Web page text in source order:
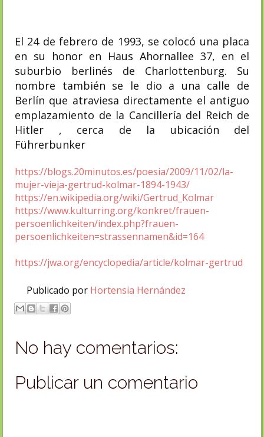
El 24 de febrero de 1993, se colocó una placa
en su honor en Haus Ahornallee 37, en el
suburbio berlinés de Charlottenburg. Su
nombre también se le dio a una calle de
Berlín que atraviesa directamente el antiguo
emplazamiento de la Cancillería del Reich de
Hitler , cerca de la ubicación del
Führerbunker
https://blogs.20minutos.es/poesia/2009/11/02/la-
mujer-vieja-gertrud-kolmar-1894-1943/
https://en.wikipedia.org/wiki/Gertrud_Kolmar
https://www.kulturring.org/konkret/frauen-
persoenlichkeiten/index.php?frauen-
persoenlichkeiten=strassennamen&id=164
https://jwa.org/encyclopedia/article/kolmar-gertrud
Publicado por Hortensia Hernández
No hay comentarios:
Publicar un comentario